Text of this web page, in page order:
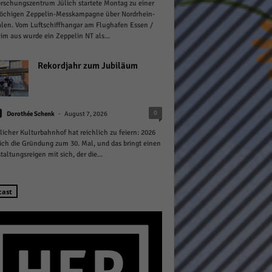
Jülich startete Montag zu einer
Zeppelin-Messkampagne über Nordrhein-
Vom Luftschiffhangar am Flughafen Essen /
aus wurde ein Zeppelin NT als...
Rekordjahr zum Jubiläum
Dorothée Schenk - August 7, 2026 0
Kulturbahnhof hat reichlich zu feiern: 2026
die Gründung zum 30. Mal, und das bringt einen
mit sich, der die...
Statistiken